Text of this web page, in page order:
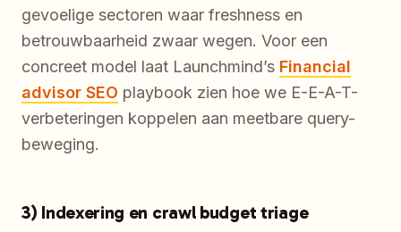
gevoelige sectoren waar freshness en
betrouwbaarheid zwaar wegen. Voor een
concreet model laat Launchmind’s Financial
advisor SEO playbook zien hoe we E-E-A-T-
verbeteringen koppelen aan meetbare query-
beweging.
3) Indexering en crawl budget triage